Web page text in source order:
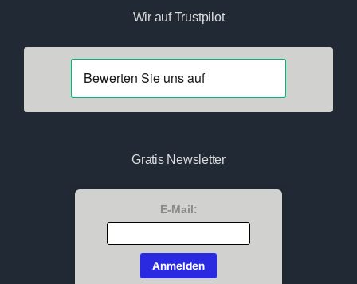
Wir auf Trustpilot
Gratis Newsletter
E-Mail: